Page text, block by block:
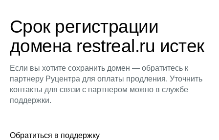
Срок регистрации
домена restreal.ru истек
Если вы хотите сохранить домен — обратитесь к
партнеру Руцентра для оплаты продления. Уточнить
контакты для связи с партнером можно в службе
поддержки.
Обратиться в поддержку